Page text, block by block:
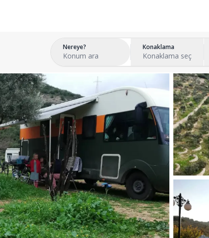
Nereye?
Konum ara
Konaklama
Konaklama seç